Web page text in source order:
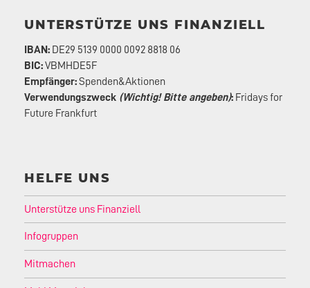
UNTERSTÜTZE UNS FINANZIELL
IBAN: DE29 5139 0000 0092 8818 06
BIC:VBMHDE5F
Empfänger:Spenden&Aktionen
Verwendungszweck (Wichtig! Bitte angeben): Fridays for
Future Frankfurt
HELFE UNS
Unterstütze uns Finanziell
Infogruppen
Mitmachen